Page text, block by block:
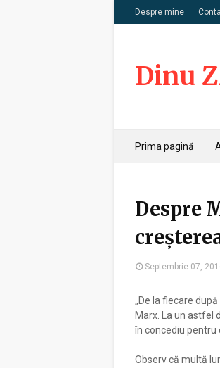
Despre mine
Dinu
Prima pagină
Despre
Septembrie 07,
„De la fiecare
Marx. La un astfel
în concediu pentru
Observ că multă